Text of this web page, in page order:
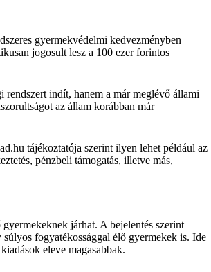
gyermekvédelmi kedvezményben
jogosult lesz a 100 ezer forintos
indít, hanem a már meglévő állami
az állam korábban már
tájékoztatója szerint ilyen lehet például az
pénzbeli támogatás, illetve más,
járhat. A bejelentés szerint
fogyatékossággal élő gyermekek is. Ide
eleve magasabbak.